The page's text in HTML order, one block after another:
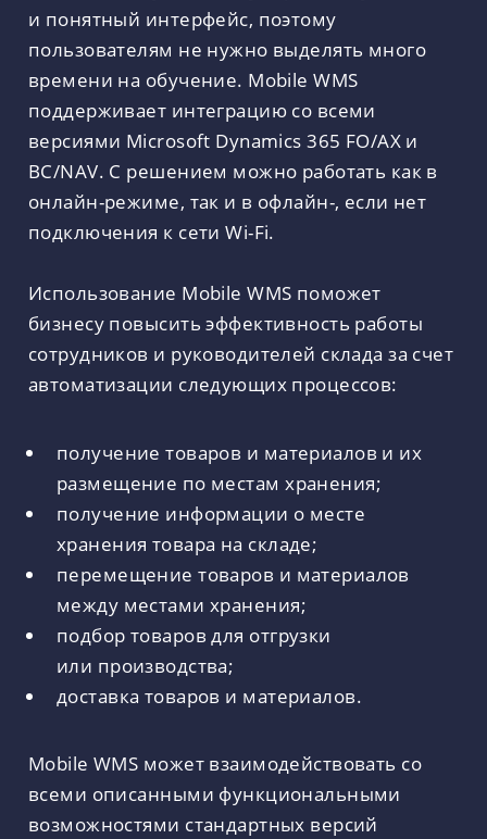
и понятный интерфейс, поэтому
пользователям не нужно выделять много
времени на обучение. Mobile WMS
поддерживает интеграцию со всеми
версиями Microsoft Dynamics 365 FO/AX и
BC/NAV. С решением можно работать как в
онлайн-режиме, так и в офлайн-, если нет
подключения к сети Wi-Fi.
Использование Mobile WMS поможет
бизнесу повысить эффективность работы
сотрудников и руководителей склада за счет
автоматизации следующих процессов:
получение товаров и материалов и их
размещение по местам хранения;
получение информации о месте
хранения товара на складе;
перемещение товаров и материалов
между местами хранения;
подбор товаров для отгрузки
или производства;
доставка товаров и материалов.
Mobile WMS может взаимодействовать со
всеми описанными функциональными
возможностями стандартных версий